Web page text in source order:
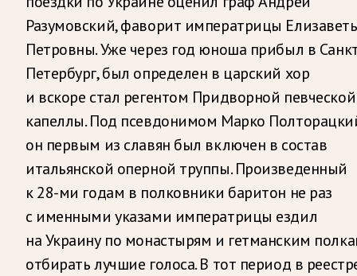
Разумовский, фаворит императрицы
Петровны. Уже через год юноша прибыл в
Петербург, был определен в царский хор
и вскоре стал регентом Придворной певческой
капеллы. Под псевдонимом Марко
он первым из славян был включен в состав
итальянской оперной труппы. Произведенный
к 28-ми годам в полковники баритон не раз
с именными указами императрицы ездил
на Украину по монастырям и гетманским
отбирать лучшие голоса. В тот период в